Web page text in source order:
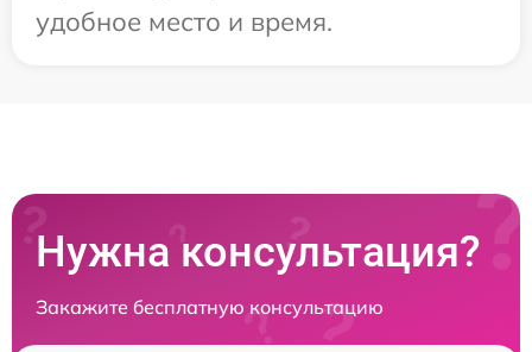
удобное место и время.
Нужна консультация?
Закажите бесплатную консультацию